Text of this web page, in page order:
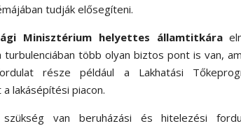
tudják elősegíteni.
Minisztérium helyettes államtitkára
több olyan biztos pont is van,
része például a Lakhatási
lakásépítési piacon.
van beruházási és hitelezési